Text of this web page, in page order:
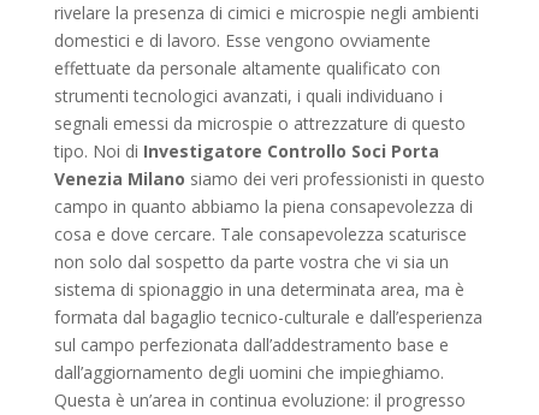
rivelare la presenza di cimici e microspie negli ambienti
domestici e di lavoro. Esse vengono ovviamente
effettuate da personale altamente qualificato con
strumenti tecnologici avanzati, i quali individuano i
segnali emessi da microspie o attrezzature di questo
tipo. Noi di Investigatore Controllo Soci Porta
Venezia Milano siamo dei veri professionisti in questo
campo in quanto abbiamo la piena consapevolezza di
cosa e dove cercare. Tale consapevolezza scaturisce
non solo dal sospetto da parte vostra che vi sia un
sistema di spionaggio in una determinata area, ma è
formata dal bagaglio tecnico-culturale e dall’esperienza
sul campo perfezionata dall’addestramento base e
dall’aggiornamento degli uomini che impieghiamo.
Questa è un’area in continua evoluzione: il progresso